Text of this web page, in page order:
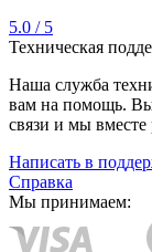
5.0 / 5
Техническая
Наша служба
вам на помощь.
связи и мы
Написать в
Справка
Мы принимаем: